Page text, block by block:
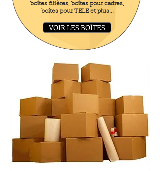
boîtes filières, boîtes pour cadres,
boîtes pour TELE et plus...
VOIR LES BOÎTES